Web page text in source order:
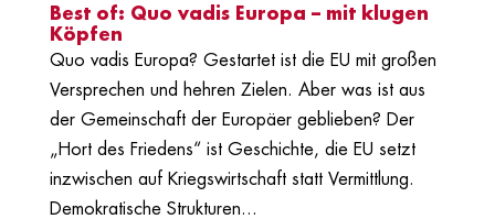
Best of: Quo vadis Europa – mit klugen
Köpfen
Quo vadis Europa? Gestartet ist die EU mit großen
Versprechen und hehren Zielen. Aber was ist aus
der Gemeinschaft der Europäer geblieben? Der
„Hort des Friedens“ ist Geschichte, die EU setzt
inzwischen auf Kriegswirtschaft statt Vermittlung.
Demokratische Strukturen...